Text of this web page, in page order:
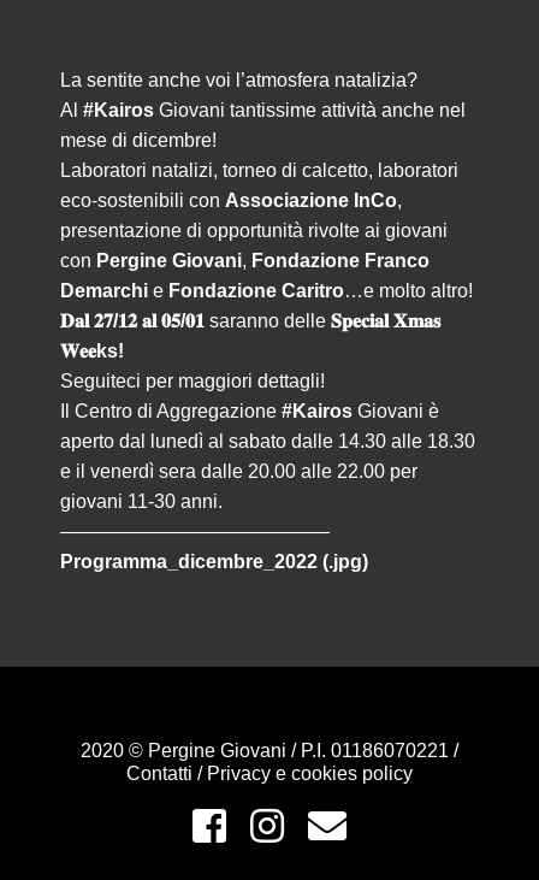
La sentite anche voi l’atmosfera natalizia?
Al #Kairos Giovani tantissime attività anche nel
mese di dicembre!
Laboratori natalizi, torneo di calcetto, laboratori
eco-sostenibili con Associazione InCo,
presentazione di opportunità rivolte ai giovani
con Pergine Giovani, Fondazione Franco
Demarchi e Fondazione Caritro…e molto altro!
𝐃𝐚𝐥 𝟐𝟕/𝟏𝟐 𝐚𝐥 𝟎𝟓/𝟎𝟏 saranno delle 𝐒𝐩𝐞𝐜𝐢𝐚𝐥 𝐗𝐦𝐚𝐬
𝐖𝐞𝐞ks!
Seguiteci per maggiori dettagli!
Il Centro di Aggregazione #Kairos Giovani è
aperto dal lunedì al sabato dalle 14.30 alle 18.30
e il venerdì sera dalle 20.00 alle 22.00 per
giovani 11-30 anni.
——————————————
Programma_dicembre_2022 (.jpg)
2020 © Pergine Giovani / P.I. 01186070221 /
Contatti / Privacy e cookies policy